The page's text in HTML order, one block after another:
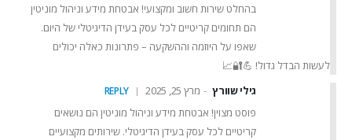
בהחלט שירות חשוב ומקצועי! אבטחת מידע וניהול מוניטין
הם תחומים קריטיים לכל עסק בעידן הדיגיטלי של היום.
שאפו על היוזמה וההשקעה – פתרונות כאלה יכולים
לעשות הבדל גדול! 💪🔐📈
גילי שוורץ
מרץ 25, 2025 REPLY
פוסט מצוין! אבטחת מידע וניהול מוניטין הם נושאים
קריטיים לכל עסק בעידן הדיגיטלי. שירותים מקצועיים